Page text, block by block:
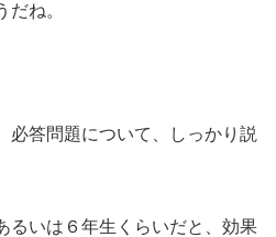
だね。
必答問題について、しっかり説
るいは６年生くらいだと、効果